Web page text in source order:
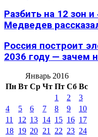
Разбить на 12 зон и
Медведев
Россия построит
2036 году — зачем
Январь 2016
Пн Вт Ср Чт Пт Сб Вс
1
2
3
4
5 6 7 8 9
10
11
12 13 14 15 16 17
18 19 20 21 22 23 24